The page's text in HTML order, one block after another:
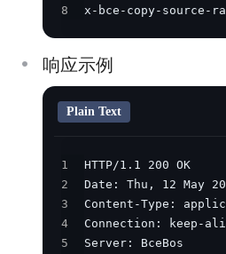
8
x-bce-copy-source-
响应示例
Plain Text
1
2
3
4
5